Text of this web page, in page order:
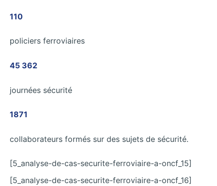
110
policiers ferroviaires
45 362
journées sécurité
1871
collaborateurs formés sur des sujets de sécurité.
[5_analyse-de-cas-securite-ferroviaire-a-oncf_15]
[5_analyse-de-cas-securite-ferroviaire-a-oncf_16]